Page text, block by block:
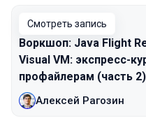
Смотреть запись
Воркшоп: Java Flight
Visual VM: экспресс-
профайлерам (часть 2)
Алексей Рагозин